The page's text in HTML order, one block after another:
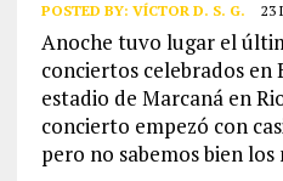
POSTED BY: VÍCTOR D. S. G. 23
Anoche tuvo lugar el
conciertos celebrados en
estadio de Marcaná en
concierto empezó con
pero no sabemos bien